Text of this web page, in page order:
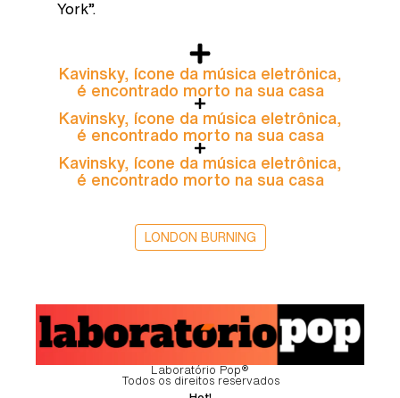
York”.
Kavinsky, ícone da música eletrônica,
é encontrado morto na sua casa
Kavinsky, ícone da música eletrônica,
é encontrado morto na sua casa
Kavinsky, ícone da música eletrônica,
é encontrado morto na sua casa
LONDON BURNING
Laboratório Pop®
Todos os direitos reservados